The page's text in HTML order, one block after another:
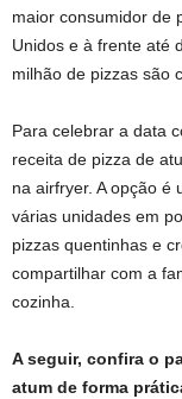
maior consumidor de
Unidos e à frente até
milhão de pizzas são
Para celebrar a data
receita de pizza de
na airfryer. A opção é
várias unidades em
pizzas quentinhas e
compartilhar com a
cozinha.
A seguir, confira o
atum de forma